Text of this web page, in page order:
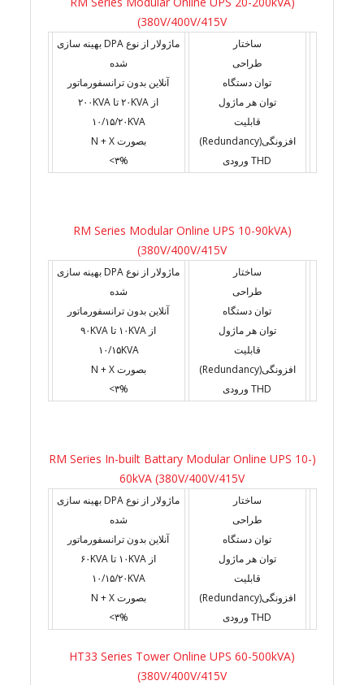
(380V/400V/415V
ساختار
طراحی
توان دستگاه
توان هر ماژول
قابلیت
افزونگی(Redundancy)
THD ورودی
ماژولار از نوع DPA بهینه سازی
شده
آنلاین بدون ترانسفورماتور
از ۲۰KVA تا ۲۰۰KVA
۱۰/۱۵/۲۰KVA
بصورت N + X
۳%>
(RM Series Modular Online UPS 10-90kVA
(380V/400V/415V
ساختار
طراحی
توان دستگاه
توان هر ماژول
قابلیت
افزونگی(Redundancy)
THD ورودی
ماژولار از نوع DPA بهینه سازی
شده
آنلاین بدون ترانسفورماتور
از ۱۰KVA تا ۹۰KVA
۱۰/۱۵KVA
بصورت N + X
۳%>
(RM Series In-built Battary Modular Online UPS 10-
60kVA (380V/400V/415V
ساختار
طراحی
توان دستگاه
توان هر ماژول
قابلیت
افزونگی(Redundancy)
THD ورودی
ماژولار از نوع DPA بهینه سازی
شده
آنلاین بدون ترانسفورماتور
از ۱۰KVA تا ۶۰KVA
۱۰/۱۵/۲۰KVA
بصورت N + X
۳%>
(HT33 Series Tower Online UPS 60-500kVA
(380V/400V/415V